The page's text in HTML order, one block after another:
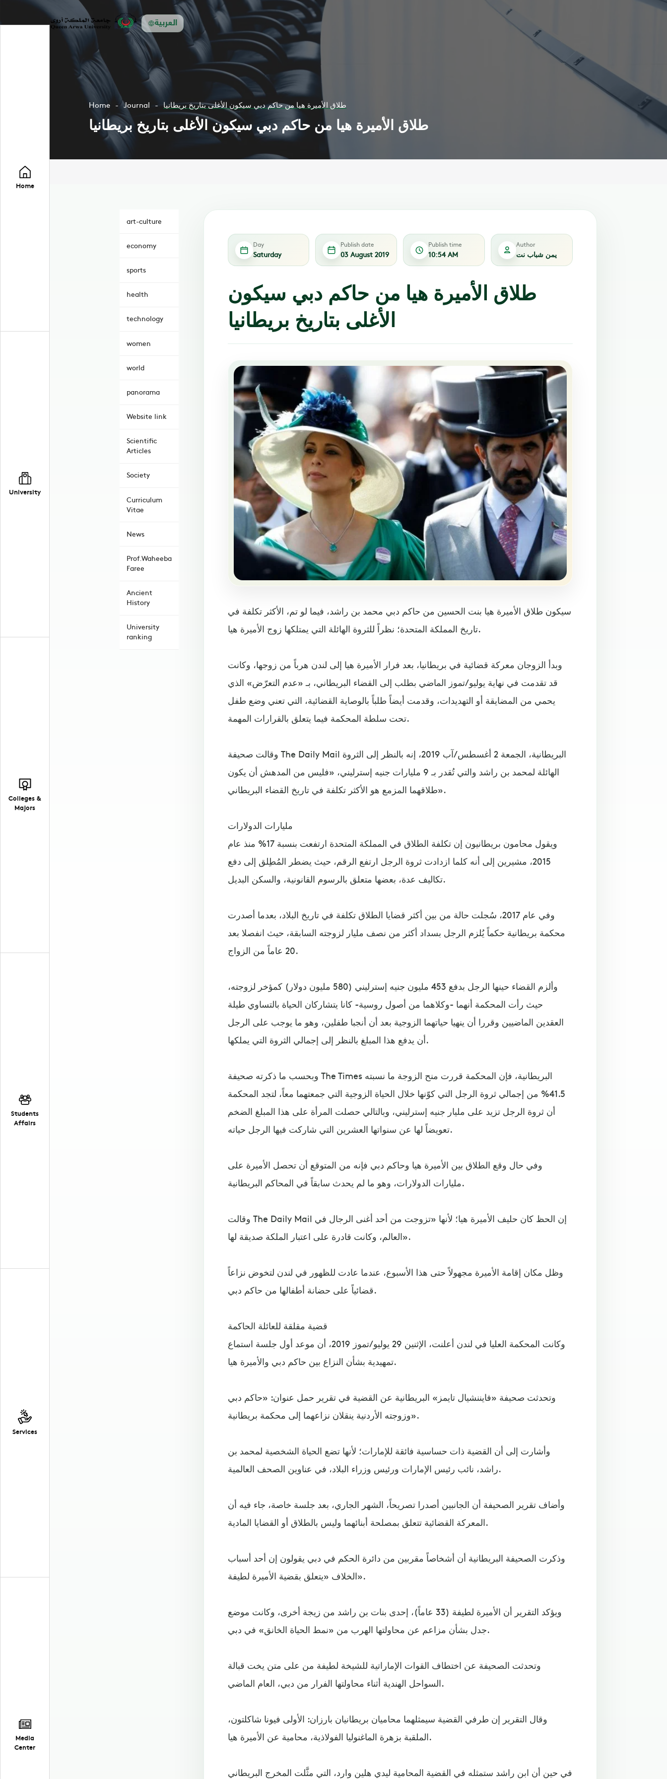
العربية
Home
University
Colleges &
Majors
Students
Affairs
Services
Media
Center
Home Journal طلاق الأميرة هيا من حاكم دبي سيكون الأغلى بتاريخ بريطانيا
طلاق الأميرة هيا من حاكم دبي سيكون الأغلى بتاريخ بريطانيا
art-culture
economy
sports
health
technology
women
world
panorama
Website link
Scientific
Articles
Society
Curriculum
Vitae
News
Prof.Waheeba
Faree
Ancient
History
University
ranking
Day
Saturday
Publish date
03 August 2019
Publish time
10:54 AM
Author
يمن شباب نت
طلاق الأميرة هيا من حاكم دبي سيكون
الأغلى بتاريخ بريطانيا
سيكون طلاق الأميرة هيا بنت الحسين من حاكم دبي محمد بن راشد، فيما لو تم، الأكثر تكلفة في
تاريخ المملكة المتحدة؛ نظراً للثروة الهائلة التي يمتلكها زوج الأميرة هيا.
وبدأ الزوجان معركة قضائية في بريطانيا، بعد فرار الأميرة هيا إلى لندن هرباً من زوجها، وكانت
قد تقدمت في نهاية يوليو/تموز الماضي بطلب إلى القضاء البريطاني، بـ «عدم التعرّض» الذي
يحمي من المضايقة أو التهديدات، وقدمت أيضاً طلباً بالوصاية القضائية، التي تعني وضع طفل
تحت سلطة المحكمة فيما يتعلق بالقرارات المهمة.
وقالت صحيفة The Daily Mail البريطانية، الجمعة 2 أغسطس/آب 2019، إنه بالنظر إلى الثروة
الهائلة لمحمد بن راشد والتي تُقدر بـ 9 مليارات جنيه إسترليني، «فليس من المدهش أن يكون
طلاقهما المزمع هو الأكثر تكلفة في تاريخ القضاء البريطاني».
مليارات الدولارات
ويقول محامون بريطانيون إن تكلفة الطلاق في المملكة المتحدة ارتفعت بنسبة 17% منذ عام
2015، مشيرين إلى أنه كلما ازدادت ثروة الرجل ارتفع الرقم، حيث يضطر المُطِلق إلى دفع
تكاليف عدة، بعضها متعلق بالرسوم القانونية، والسكن البديل.
وفي عام 2017، سُجلت حالة من بين أكثر قضايا الطلاق تكلفة في تاريخ البلاد، بعدما أصدرت
محكمة بريطانية حكماً يُلزم الرجل بسداد أكثر من نصف مليار لزوجته السابقة، حيث انفصلا بعد
20 عاماً من الزواج.
وألزم القضاء حينها الرجل بدفع 453 مليون جنيه إسترليني (580 مليون دولار) كمؤخر لزوجته،
حيث رأت المحكمة أنهما -وكلاهما من أصول روسية- كانا يتشاركان الحياة بالتساوي طيلة
العقدين الماضيين وقررا أن ينهيا حياتهما الزوجية بعد أن أنجبا طفلين، وهو ما يوجب على الرجل
أن يدفع هذا المبلغ بالنظر إلى إجمالي الثروة التي يملكها.
وبحسب ما ذكرته صحيفة The Times البريطانية، فإن المحكمة قررت منح الزوجة ما نسبته
41.5% من إجمالي ثروة الرجل التي كوّنها خلال الحياة الزوجية التي جمعتهما معاً، لتجد المحكمة
أن ثروة الرجل تزيد على مليار جنيه إسترليني، وبالتالي حصلت المرأة على هذا المبلغ الضخم
تعويضاً لها عن سنواتها العشرين التي شاركت فيها الرجل حياته.
وفي حال وقع الطلاق بين الأميرة هيا وحاكم دبي فإنه من المتوقع أن تحصل الأميرة على
مليارات الدولارات، وهو ما لم يحدث سابقاً في المحاكم البريطانية.
وقالت The Daily Mail إن الحظ كان حليف الأميرة هيا؛ لأنها «تزوجت من أحد أغنى الرجال في
العالم، وكانت قادرة على اعتبار الملكة صديقة لها».
وظل مكان إقامة الأميرة مجهولاً حتى هذا الأسبوع، عندما عادت للظهور في لندن لتخوض نزاعاً
قضائياً على حضانة أطفالها من حاكم دبي.
قضية مقلقة للعائلة الحاكمة
وكانت المحكمة العليا في لندن أعلنت، الإثنين 29 يوليو/تموز 2019، أن موعد أول جلسة استماع
تمهيدية بشأن النزاع بين حاكم دبي والأميرة هيا.
وتحدثت صحيفة «فايننشيال تايمز» البريطانية عن القضية في تقرير حمل عنوان: «حاكم دبي
وزوجته الأردنية ينقلان نزاعهما إلى محكمة بريطانية».
وأشارت إلى أن القضية ذات حساسية فائقة للإمارات؛ لأنها تضع الحياة الشخصية لمحمد بن
راشد، نائب رئيس الإمارات ورئيس وزراء البلاد، في عناوين الصحف العالمية.
وأضاف تقرير الصحيفة أن الجانبين أصدرا تصريحاً، الشهر الجاري، بعد جلسة خاصة، جاء فيه أن
المعركة القضائية تتعلق بمصلحة أبنائهما وليس بالطلاق أو القضايا المادية.
وذكرت الصحيفة البريطانية أن أشخاصاً مقربين من دائرة الحكم في دبي يقولون إن أحد أسباب
الخلاف «يتعلق بقضية الأميرة لطيفة».
ويؤكد التقرير أن الأميرة لطيفة (33 عاماً)، إحدى بنات بن راشد من زيجة أخرى، وكانت موضع
جدل بشأن مزاعم عن محاولتها الهرب من «نمط الحياة الخانق» في دبي.
وتحدثت الصحيفة عن اختطاف القوات الإماراتية للشيخة لطيفة من على متن يخت قبالة
السواحل الهندية أثناء محاولتها الفرار من دبي، العام الماضي.
وقال التقرير إن طرفي القضية سيمثلهما محاميان بريطانيان بارزان: الأولى فيونا شاكلتون،
الملقبة بزهرة الماغنوليا الفولاذية، محامية عن الأميرة هيا.
في حين أن ابن راشد ستمثله في القضية المحامية ليدي هلين وارد، التي مثَّلت المخرج البريطاني